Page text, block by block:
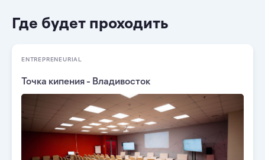
Где будет проходить
ENTREPRENEURIAL
Точка кипения - Владивосток